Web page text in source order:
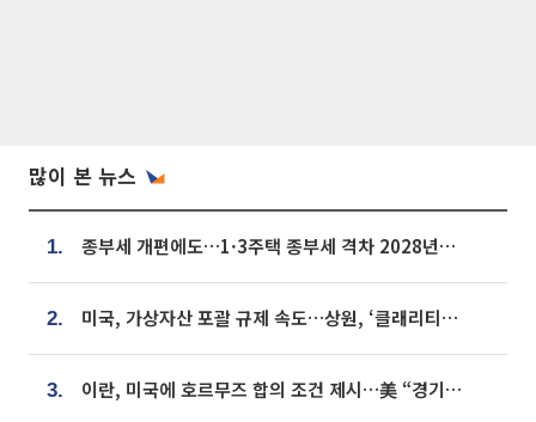
많이 본 뉴스
1. 종부세 개편에도…1·3주택 종부세 격차 2028년부터 확대
2. 미국, 가상자산 포괄 규제 속도…상원, ‘클래리티법’ 9월 절차투표 추진
3. 이란, 미국에 호르무즈 합의 조건 제시…美 “경기 아직 안 끝나” [종합]